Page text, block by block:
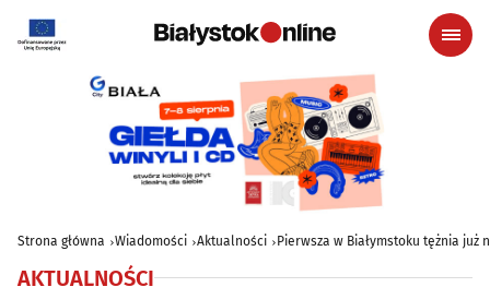
Strona główna Wiadomości Aktualności Pierwsza w Białymstoku tężnia
AKTUALNOŚCI